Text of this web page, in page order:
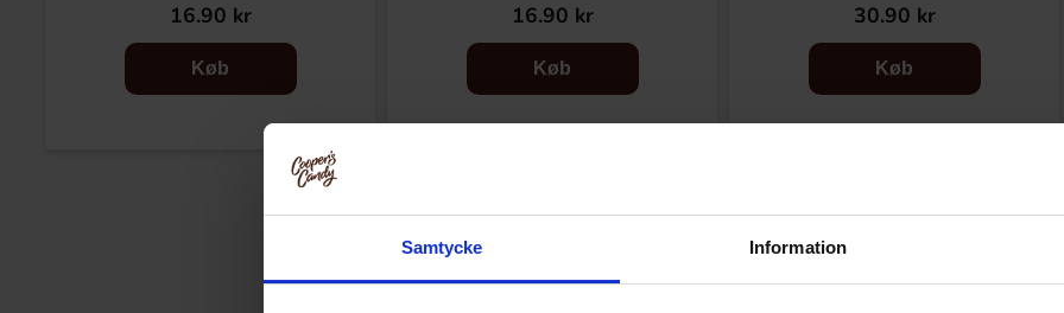
Samtycke Information
16.90 kr
Køb
16.90 kr
Køb
30.90 kr
Køb
Andre kunne lide